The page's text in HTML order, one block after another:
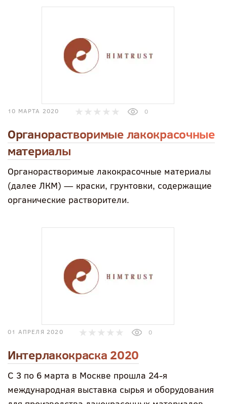
10 МАРТА 2020 0
Органорастворимые лакокрасочные
материалы
Органорастворимые лакокрасочные материалы
(далее ЛКМ) — краски, грунтовки, содержащие
органические растворители.
01 АПРЕЛЯ 2020 0
Интерлакокраска 2020
С 3 по 6 марта в Москве прошла 24-я
международная выставка сырья и оборудования